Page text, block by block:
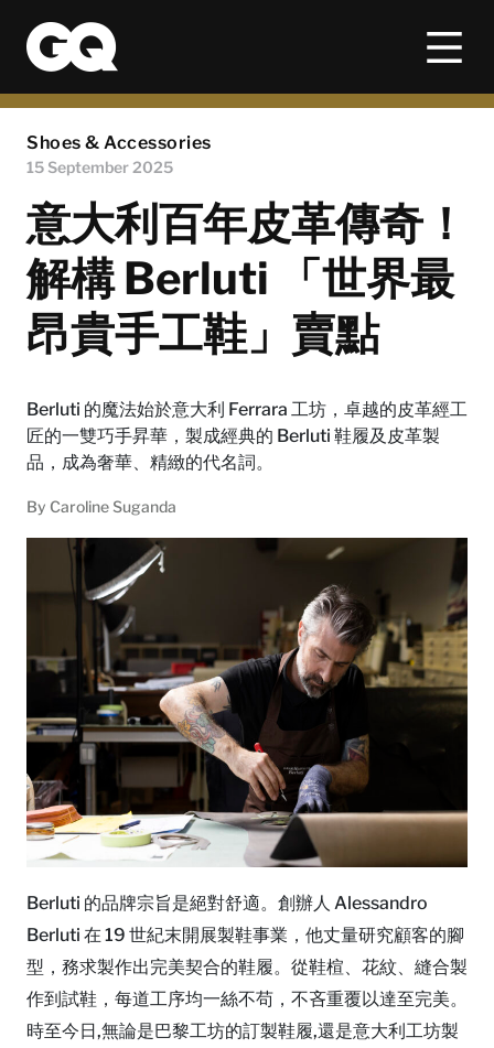
Shoes & Accessories
15 September 2025
意大利百年皮革傳奇！
解構 Berluti 「世界最
昂貴手工鞋」賣點
Berluti 的魔法始於意大利 Ferrara 工坊，卓越的皮革經工
匠的一雙巧手昇華，製成經典的 Berluti 鞋履及皮革製
品，成為奢華、精緻的代名詞。
By Caroline Suganda
Berluti 的品牌宗旨是絕對舒適。創辦人 Alessandro
Berluti 在 19 世紀末開展製鞋事業，他丈量研究顧客的腳
型，務求製作出完美契合的鞋履。從鞋楦、花紋、縫合製
作到試鞋，每道工序均一絲不苟，不吝重覆以達至完美。
時至今日,無論是巴黎工坊的訂製鞋履,還是意大利工坊製